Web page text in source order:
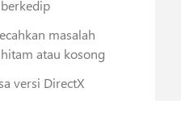
masalah
atau kosong
versi DirectX